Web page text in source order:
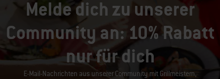
Melde dich zu unserer
Community an: 10% Rabatt
nur für dich
E-Mail-Nachrichten aus unserer Community mit Grillmeistern,